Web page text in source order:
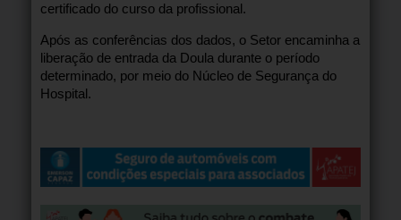
certificado do curso da profissional.
Após as conferências dos dados, o Setor encaminha a
liberação de entrada da Doula durante o período
determinado, por meio do Núcleo de Segurança do
Hospital.